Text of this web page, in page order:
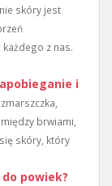
skóry jest
z nas.
i
brwiami,
skóry, który
powiek?